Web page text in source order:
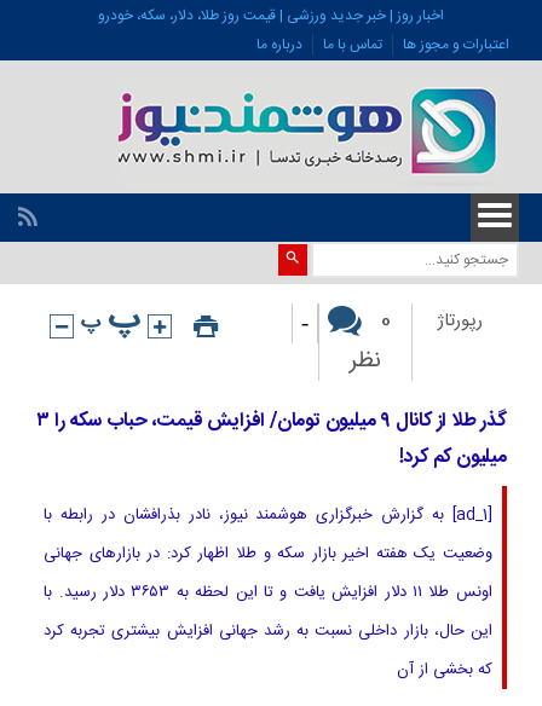
اخبار روز | خبر جدید ورزشی | قیمت روز طلا، دلار، سکه، خودرو
اعتبارات و مجوز ها
تماس با ما درباره ما
رپورتاژ
0
نظر
-
گذر طلا از کانال ٩ میلیون تومان/ افزایش قیمت، حباب سکه را ۳
میلیون کم کرد!
[ad_1] به گزارش خبرگزاری هوشمند نیوز، نادر بذرافشان در رابطه با
وضعیت یک هفته اخیر بازار سکه و طلا اظهار کرد: در بازارهای جهانی
اونس طلا ۱۱ دلار افزایش یافت و تا این لحظه به ۳۶۵۳ دلار رسید. با
این حال، بازار داخلی نسبت به رشد جهانی افزایش بیشتری تجربه کرد
که بخشی از آن